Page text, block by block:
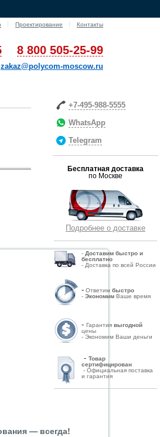
Проектирование Контакты
8 800 505-25-99
zakaz@polycom-moscow.ru
+7-495-988-5555
WhatsApp
Telegram
Бесплатная доставка
по Москве
Подробнее о доставке
- Доставим быстро и
бесплатно
- Доставка по всей России
- Ответим быстро
- Экономим Ваше время
- Гарантия выгодной
цены
- Экономим Ваши деньги
- Товар
сертифицирован
- Официальная поставка
и гарантия
— всегда!